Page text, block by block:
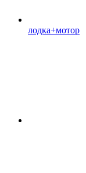
лодка+мотор